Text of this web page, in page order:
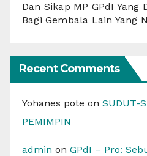
Dan Sikap MP GPdI Yang
Bagi Gembala Lain Yang
Recent Comments
Yohanes pote on SUDUT-
PEMIMPIN
admin on GPdI – Pro: